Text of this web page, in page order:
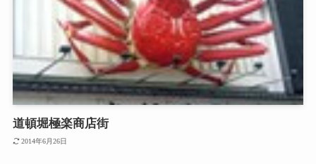
道頓堀極楽商店街
2014年6月26日